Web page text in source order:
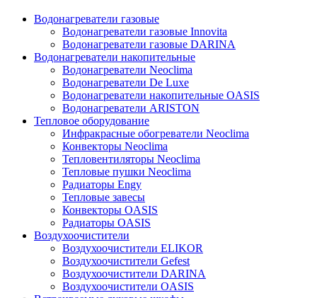
Водонагреватели газовые
Водонагреватели газовые Innovita
Водонагреватели газовые DARINA
Водонагреватели накопительные
Водонагреватели Neoclima
Водонагреватели De Luxe
Водонагреватели накопительные OASIS
Водонагреватели ARISTON
Тепловое оборудование
Инфракрасные обогреватели Neoclima
Конвекторы Neoclima
Тепловентиляторы Neoclima
Тепловые пушки Neoclima
Радиаторы Engy
Тепловые завесы
Конвекторы OASIS
Радиаторы OASIS
Воздухоочистители
Воздухоочистители ELIKOR
Воздухоочистители Gefest
Воздухоочистители DARINA
Воздухоочистители OASIS